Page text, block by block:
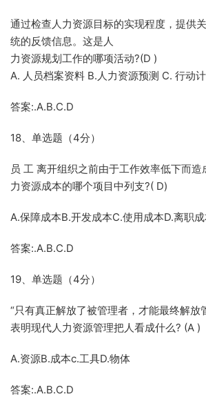
通过检查人力资源目标的实现程度，提供
统的反馈信息。这是人
力资源规划工作的哪项活动?(D )
A. 人员档案资料 B.人力资源预测 C. 行动
答案:.A.B.C.D
18、单选题（4分）
员 工 离开组织之前由于工作效率低下而造
力资源成本的哪个项目中列支?( D)
A.保障成本B.开发成本C.使用成本D.离职
答案:.A.B.C.D
19、单选题（4分）
“只有真正解放了被管理者，才能最终解放
表明现代人力资源管理把人看成什么? (A )
A.资源B.成本c.工具D.物体
答案:.A.B.C.D